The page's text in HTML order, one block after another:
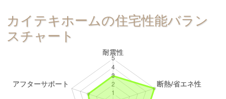
カイテキホームの住宅性能バラン
スチャート